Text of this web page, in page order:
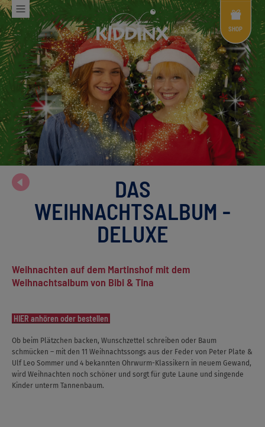
Shop
Menü
SHOP
DAS
WEIHNACHTSALBUM -
DELUXE
Weihnachten auf dem Martinshof mit dem
Weihnachtsalbum von Bibi & Tina
HIER anhören oder bestellen
Ob beim Plätzchen backen, Wunschzettel schreiben oder Baum
schmücken – mit den 11 Weihnachtssongs aus der Feder von Peter Plate &
Ulf Leo Sommer und 4 bekannten Ohrwurm-Klassikern in neuem Gewand,
wird Weihnachten noch schöner und sorgt für gute Laune und singende
Kinder unterm Tannenbaum.